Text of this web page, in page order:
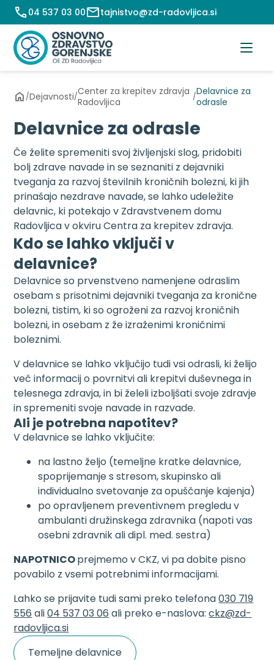
Preskoči
na
vsebino
04 537 03 00 tajnistvo@zd-radovljica.si
/Dejavnosti/Center za krepitev zdravja
Radovljica
/Delavnice za
odrasle
Delavnice za odrasle
Če želite spremeniti svoj življenjski slog, pridobiti
bolj zdrave navade in se seznaniti z dejavniki
tveganja za razvoj številnih kroničnih bolezni, ki jih
prinašajo nezdrave navade, se lahko udeležite
delavnic, ki potekajo v Zdravstvenem domu
Radovljica v okviru Centra za krepitev zdravja.
Kdo se lahko vključi v
delavnice?
Delavnice so prvenstveno namenjene odraslim
osebam s prisotnimi dejavniki tveganja za kronične
bolezni, tistim, ki so ogroženi za razvoj kroničnih
bolezni, in osebam z že izraženimi kroničnimi
boleznimi.
V delavnice se lahko vključijo tudi vsi odrasli, ki želijo
več informacij o povrnitvi ali krepitvi duševnega in
telesnega zdravja, in bi želeli izboljšati svoje zdravje
in spremeniti svoje navade in razvade.
Ali je potrebna napotitev?
V delavnice se lahko vključite:
na lastno željo (temeljne kratke delavnice,
spoprijemanje s stresom, skupinsko ali
individualno svetovanje za opuščanje kajenja)
po opravljenem preventivnem pregledu v
ambulanti družinskega zdravnika (napoti vas
osebni zdravnik ali dipl. med. sestra)
NAPOTNICOprejmemo v CKZ, vi pa dobite pisno
povabilo z vsemi potrebnimi informacijami.
Lahko se prijavite tudi sami preko telefona030 719
556 ali04 537 03 06 ali preko e-naslova:ckz@zd-
radovljica.si
Temeljne delavnice